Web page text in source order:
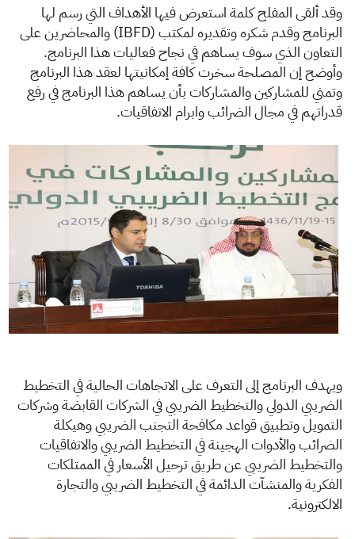
وقد ألقى المفلح كلمة استعرض فيها الأهداف التي رسم لها
البرنامج وقدم شكره وتقديره لمكتب (IBFD) والمحاضرين على
التعاون الذي سوف يساهم في نجاح فعاليات هذا البرنامج.
وأوضح إن المصلحة سخرت كافة إمكانيتها لعقد هذا البرنامج
وتمني للمشاركين والمشاركات بأن يساهم هذا البرنامج في رفع
قدراتهم في مجال الضرائب وابرام الاتفاقيات.
ويهدف البرنامج إلى التعرف على الاتجاهات الحالية في التخطيط
الضريبي الدولي والتخطيط الضريبي في الشركات القابضة وشركات
التمويل وتطبيق قواعد مكافحة التجنب الضريبي وهيكلة
الضرائب والأدوات الهجينة في التخطيط الضريبي والاتفاقيات
والتخطيط الضريبي عن طريق ترحيل الأسعار في الممتلكات
الفكرية والمنشآت الدائمة في التخطيط الضريبي والتجارة
الالكترونية.